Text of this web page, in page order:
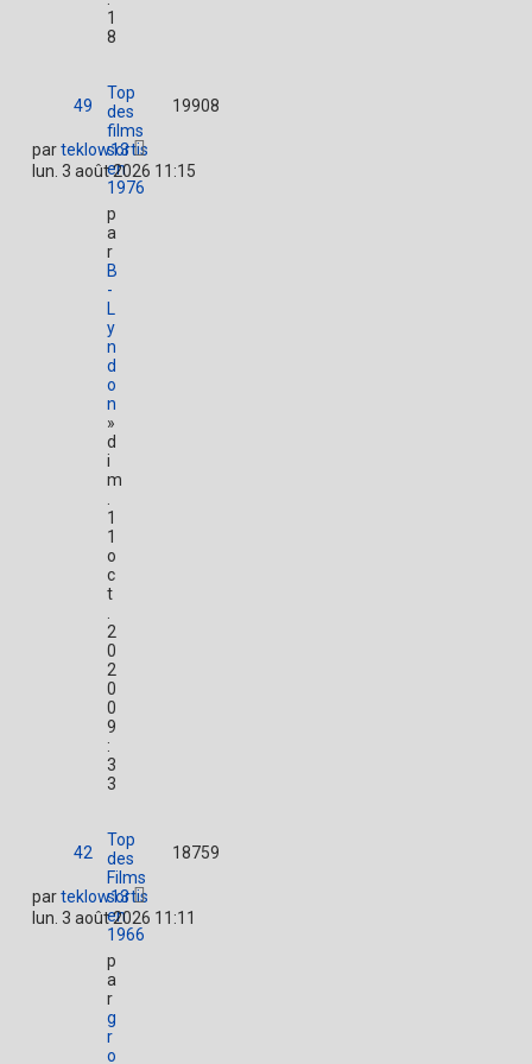
1
8
Top
des
films
sortis
en
1976
p
a
r
B
-
L
y
n
d
o
n
»
d
i
m
1
1
o
c
t
2
0
2
0
0
9
:
3
3
49 19908
parteklow13
lun. 3 août 2026 11:15
Top
des
Films
sortis
en
1966
p
a
r
g
r
o
42 18759
parteklow13
lun. 3 août 2026 11:11